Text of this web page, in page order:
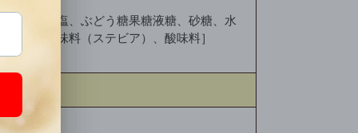
し）、食塩、ぶどう糖果糖液糖、砂糖、水
素、甘味料（ステビア）、酸味料］
ンE）］